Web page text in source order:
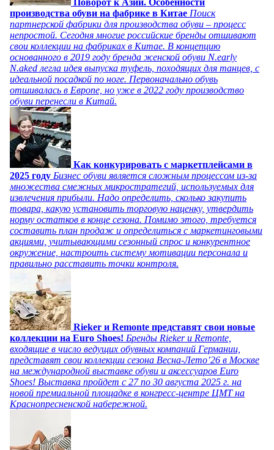
Поворот к Азии. Особенности
производства обуви на фабрике в Китае Поиск
партнерской фабрики для производства обуви – процесс
непростой. Сегодня многие российские бренды отшивают
свои коллекции на фабриках в Китае. В концепцию
основанного в 2019 году бренда женской обуви N.early
N.aked легла идея выпуска туфель, походящих для танцев, с
идеальной посадкой по ноге. Первоначально обувь
отшивалась в Европе, но уже в 2022 году производство
обуви перенесли в Китай.
Как конкурировать с маркетплейсами в
2025 году Бизнес обуви является сложным процессом из-за
множества смежных микростратегий, используемых для
извлечения прибыли. Надо определить, сколько закупить
товара, какую установить торговую наценку, утвердить
норму остатков в конце сезона. Помимо этого, требуется
составить план продаж и определиться с маркетинговыми
акциями, учитывающими сезонный спрос и конкурентное
окружение, настроить систему мотивации персонала и
правильно расставить точки контроля.
Rieker и Remonte представят свои новые
коллекции на Euro Shoes! Бренды Rieker и Remonte,
входящие в число ведущих обувных компаний Германии,
представят свои коллекции сезона Весна-Лето’26 в Москве
на международной выставке обуви и аксессуаров Euro
Shoes! Выставка пройдет c 27 по 30 августа 2025 г. на
новой премиальной площадке в конгресс-центре ЦМТ на
Краснопресненской набережной.